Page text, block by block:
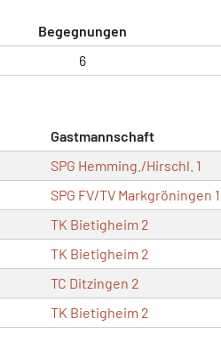
Begegnungen
6
Gastmannschaft
SPG Hemming./Hirschl. 1
SPG FV/TV Markgröningen 1
TK Bietigheim 2
TK Bietigheim 2
TC Ditzingen 2
TK Bietigheim 2